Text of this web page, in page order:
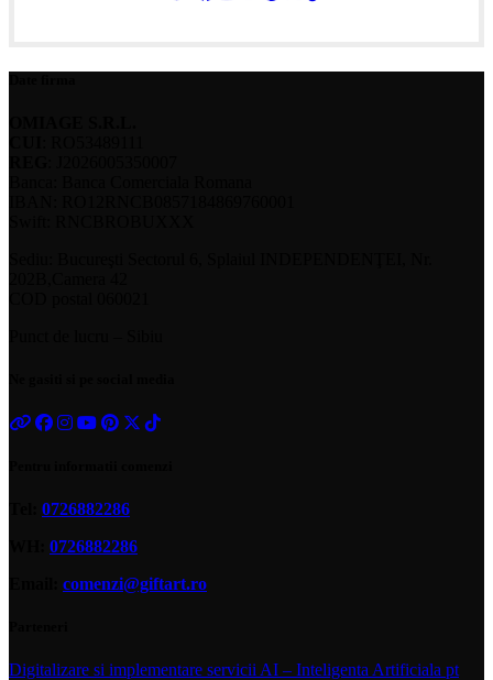
0726882286
0726882286
comenzi@giftart.ro
Digitalizare si implementare servicii AI – Inteligenta Artificiala pt